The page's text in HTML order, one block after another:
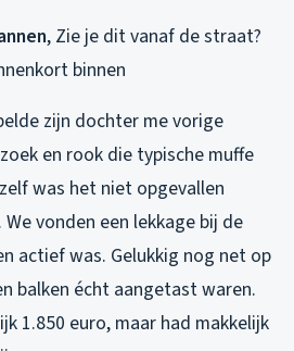
, Zie je dit vanaf de straat?
binnen
zijn dochter me vorige
en rook die typische muffe
was het niet opgevallen
vonden een lekkage bij de
actief was. Gelukkig nog net op
balken écht aangetast waren.
1.850 euro, maar had makkelijk